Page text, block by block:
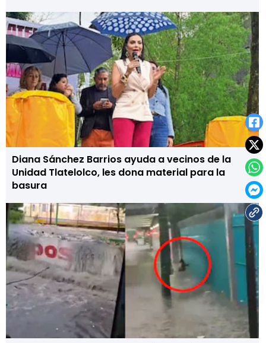
Diana Sánchez Barrios ayuda a vecinos de la
Unidad Tlatelolco, les dona material para la
basura